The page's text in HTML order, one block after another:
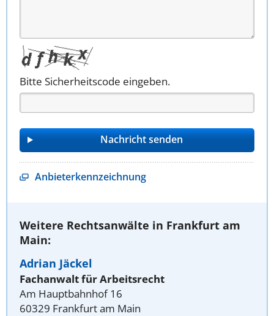
Bitte Sicherheitscode eingeben.
Anbieterkennzeichnung
Weitere Rechtsanwälte in Frankfurt am
Main:
Adrian Jäckel
Fachanwalt für Arbeitsrecht
Am Hauptbahnhof 16
60329 Frankfurt am Main